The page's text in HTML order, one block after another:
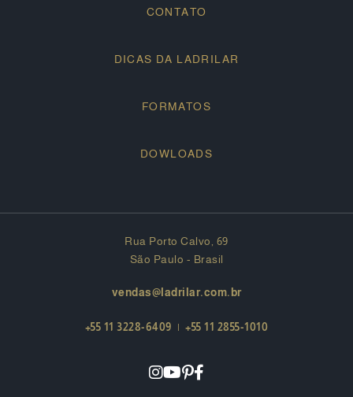
CONTATO
DICAS DA LADRILAR
FORMATOS
DOWLOADS
Rua Porto Calvo, 69
São Paulo - Brasil
vendas@ladrilar.com.br
+55 11 3228-6409 | +55 11 2855-1010